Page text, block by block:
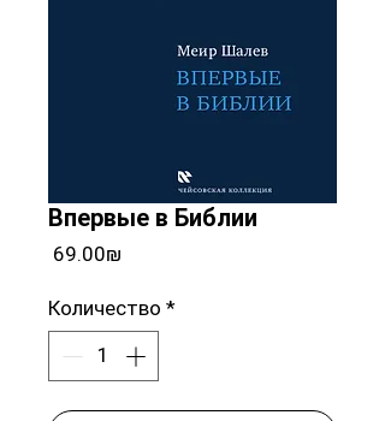
Впервые в Библии
‏69.00 ‏₪
Количество *